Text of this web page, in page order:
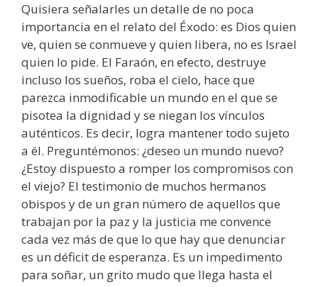
Quisiera señalarles un detalle de no poca
importancia en el relato del Éxodo: es Dios quien
ve, quien se conmueve y quien libera, no es Israel
quien lo pide. El Faraón, en efecto, destruye
incluso los sueños, roba el cielo, hace que
parezca inmodificable un mundo en el que se
pisotea la dignidad y se niegan los vínculos
auténticos. Es decir, logra mantener todo sujeto
a él. Preguntémonos: ¿deseo un mundo nuevo?
¿Estoy dispuesto a romper los compromisos con
el viejo? El testimonio de muchos hermanos
obispos y de un gran número de aquellos que
trabajan por la paz y la justicia me convence
cada vez más de que lo que hay que denunciar
es un déficit de esperanza. Es un impedimento
para soñar, un grito mudo que llega hasta el